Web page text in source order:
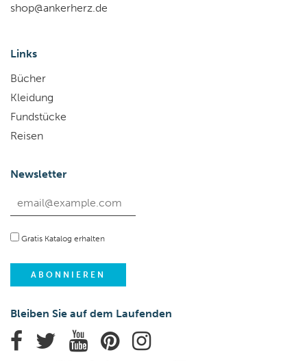
shop@ankerherz.de
Links
Bücher
Kleidung
Fundstücke
Reisen
Newsletter
Gratis Katalog erhalten
Bleiben Sie auf dem Laufenden